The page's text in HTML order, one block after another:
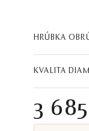
HRÚBKA
KVALITA
3